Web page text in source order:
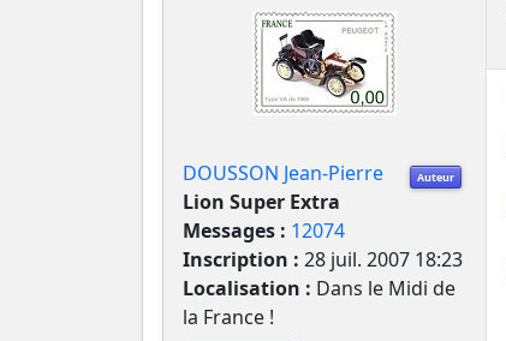
Auteur
DOUSSON Jean-Pierre
Lion Super Extra
Messages : 12074
Inscription : 28 juil. 2007 18:23
Localisation : Dans le Midi de
la France !